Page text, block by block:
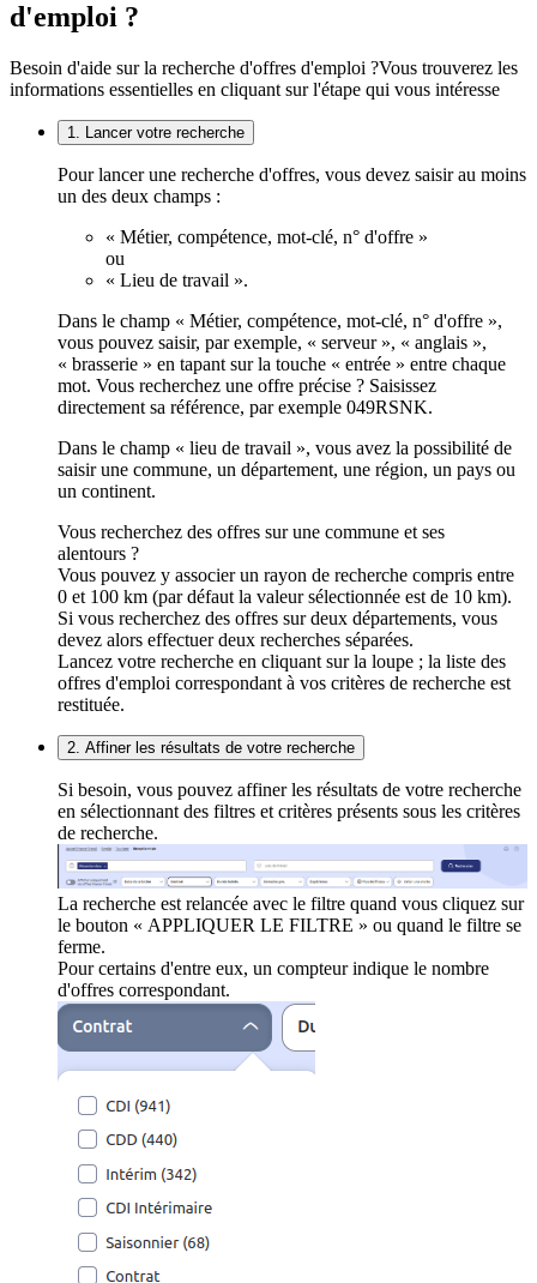
d'emploi ?
Besoin d'aide sur la recherche d'offres d'emploi ?Vous trouverez les
informations essentielles en cliquant sur l'étape qui vous intéresse
1. Lancer votre recherche
Pour lancer une recherche d'offres, vous devez saisir au moins
un des deux champs :
« Métier, compétence, mot-clé, n° d'offre »
ou
« Lieu de travail ».
Dans le champ « Métier, compétence, mot-clé, n° d'offre »,
vous pouvez saisir, par exemple, « serveur », « anglais »,
« brasserie » en tapant sur la touche « entrée » entre chaque
mot. Vous recherchez une offre précise ? Saisissez
directement sa référence, par exemple 049RSNK.
Dans le champ « lieu de travail », vous avez la possibilité de
saisir une commune, un département, une région, un pays ou
un continent.
Vous recherchez des offres sur une commune et ses
alentours ?
Vous pouvez y associer un rayon de recherche compris entre
0 et 100 km (par défaut la valeur sélectionnée est de 10 km).
Si vous recherchez des offres sur deux départements, vous
devez alors effectuer deux recherches séparées.
Lancez votre recherche en cliquant sur la loupe ; la liste des
offres d'emploi correspondant à vos critères de recherche est
restituée.
2. Affiner les résultats de votre recherche
Si besoin, vous pouvez affiner les résultats de votre recherche
en sélectionnant des filtres et critères présents sous les critères
de recherche.
La recherche est relancée avec le filtre quand vous cliquez sur
le bouton « APPLIQUER LE FILTRE » ou quand le filtre se
ferme.
Pour certains d'entre eux, un compteur indique le nombre
d'offres correspondant.